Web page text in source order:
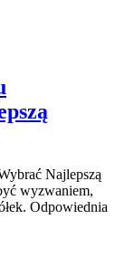
Najlepszą
wyzwaniem,
Odpowiednia